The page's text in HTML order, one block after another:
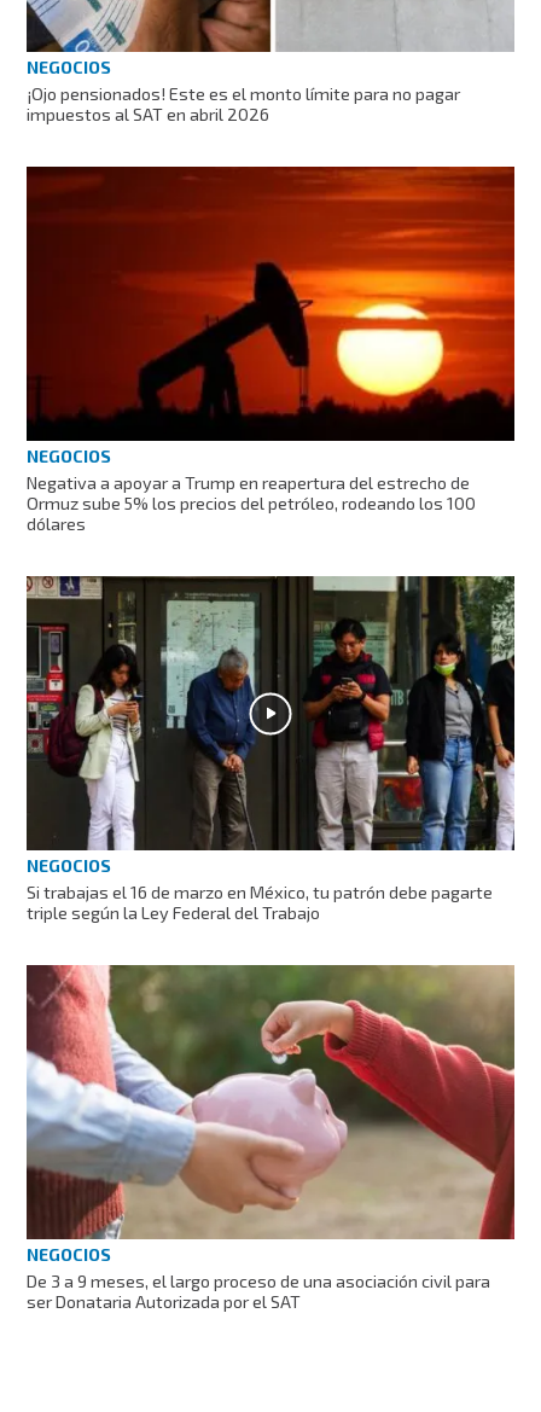
NEGOCIOS
¡Ojo pensionados! Este es el monto límite para no pagar
impuestos al SAT en abril 2026
NEGOCIOS
Negativa a apoyar a Trump en reapertura del estrecho de
Ormuz sube 5% los precios del petróleo, rodeando los 100
dólares
NEGOCIOS
Si trabajas el 16 de marzo en México, tu patrón debe pagarte
triple según la Ley Federal del Trabajo
NEGOCIOS
De 3 a 9 meses, el largo proceso de una asociación civil para
ser Donataria Autorizada por el SAT